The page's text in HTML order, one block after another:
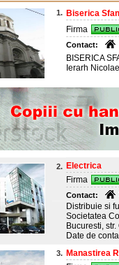
1. Biserica
Firma
Contact:
BISERICA
Ierarh
2. Electrica
Firma
Contact:
Distribuie si
Societatea
Bucuresti,
Date de
3. Manastirea